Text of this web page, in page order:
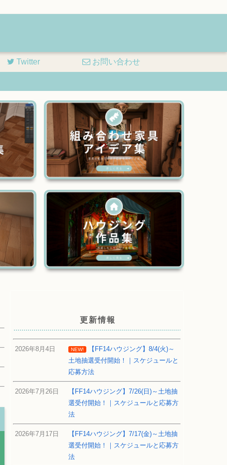
Twitter お問い合わせ
更新情報
2026年8月4日 NEW!
【FF14ハウジング】8/4(火)～
土地抽選受付開始！｜スケジュールと
応募方法
2026年7月26日
【FF14ハウジング】7/26(日)～土地抽
選受付開始！｜スケジュールと応募方
法
2026年7月17日
【FF14ハウジング】7/17(金)～土地抽
選受付開始！｜スケジュールと応募方
法